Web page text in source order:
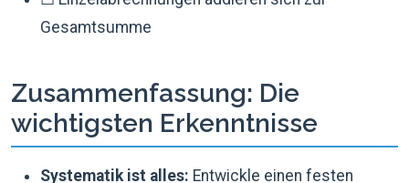
Gesamtsumme
Zusammenfassung: Die
wichtigsten Erkenntnisse
Systematik ist alles: Entwickle einen festen